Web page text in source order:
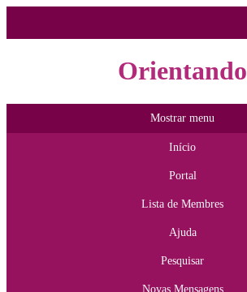
Orientando
Mostrar menu
Início
Portal
Lista de Membres
Ajuda
Pesquisar
Novas Mensagens